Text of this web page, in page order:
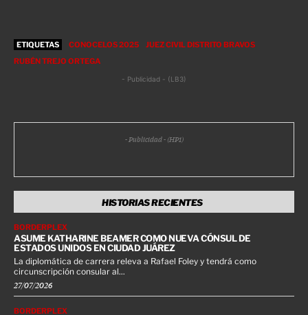
ETIQUETAS CONOCELOS 2025
JUEZ CIVIL DISTRITO BRAVOS
RUBÉN TREJO ORTEGA
- Publicidad - (LB3)
- Publicidad - (HP1)
HISTORIAS RECIENTES
BORDERPLEX
ASUME KATHARINE BEAMER COMO NUEVA CÓNSUL DE
ESTADOS UNIDOS EN CIUDAD JUÁREZ
La diplomática de carrera releva a Rafael Foley y tendrá como
circunscripción consular al...
27/07/2026
BORDERPLEX